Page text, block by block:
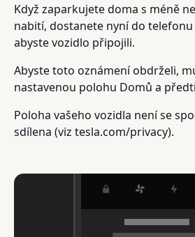
Když zaparkujete doma s méně
nabití, dostanete nyní do
abyste vozidlo připojili.
Abyste toto oznámení obdrželi,
nastavenou polohu Domů a
Poloha vašeho vozidla není se
sdílena (viz tesla.com/privacy).